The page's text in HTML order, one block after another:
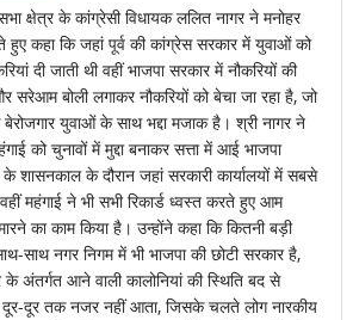
क्षेत्र के कांग्रेसी विधायक ललित नागर ने मनोहर
कहा कि जहां पूर्व की कांग्रेस सरकार में युवाओं को
दी जाती थी वहीं भाजपा सरकार में नौकरियों की
सरेआम बोली लगाकर नौकरियों को बेचा जा रहा है, जो
युवाओं के साथ भद्दा मजाक है। श्री नागर ने
को चुनावों में मुद्दा बनाकर सत्ता में आई भाजपा
के शासनकाल के दौरान जहां सरकारी कार्यालयों में सबसे
वहीं महंगाई ने भी सभी रिकार्ड ध्वस्त करते हुए आम
का काम किया है। उन्होंने कहा कि कितनी बड़ी
साथ नगर निगम में भी भाजपा की छोटी सरकार है,
अंतर्गत आने वाली कालोनियां की स्थिति बद से
दूर-दूर तक नजर नहीं आता, जिसके चलते लोग नारकीय